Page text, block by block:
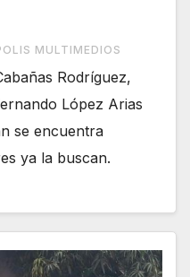
MULTIMEDIOS
Rodríguez,
López Arias
se encuentra
ya la buscan.